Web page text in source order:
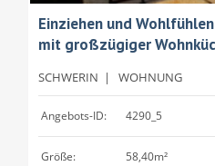
Einziehen und
mit großzügiger
SCHWERIN | WOHNUNG
Angebots-ID: 4290_5
Größe: 58,40m²